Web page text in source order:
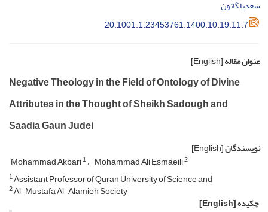
سعدیا گائون
20.1001.1.23453761.1400.10.19.11.7
عنوان مقاله[English]
Negative Theology in the Field of Ontology of Divine
Attributes in the Thought of Sheikh Sadough and
Saadia Gaun Judei
نویسندگان[English]
Mohammad Akbari1 Mohammad Ali Esmaeili2
1Assistant Professor of Quran University of Science and
2Al-Mustafa Al-Alamieh Society
چکیده[English]